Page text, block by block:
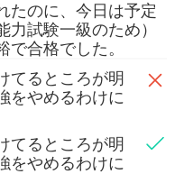
たのに、今日は予定
試験一級のため）
で合格でした。
てるところが明
をやめるわけに
てるところが明
をやめるわけに